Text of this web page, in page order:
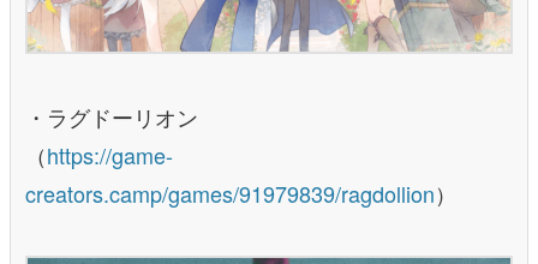
・ラグドーリオン
（https://game-
creators.camp/games/91979839/ragdollion）